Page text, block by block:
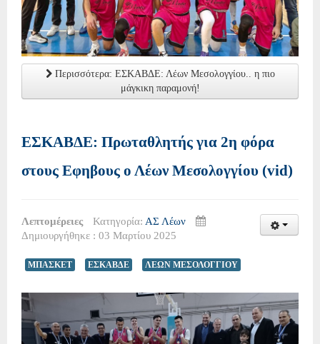
Περισσότερα: ΕΣΚΑΒΔΕ: Λέων Μεσολογγίου.. η πιο
μάγκικη παραμονή!
ΕΣΚΑΒΔΕ: Πρωταθλητής για 2η φόρα
στους Εφηβους ο Λέων Μεσολογγίου (vid)
Λεπτομέρειες Κατηγορία: ΑΣ Λέων
Δημιουργήθηκε : 03 Μαρτίου 2025
ΜΠΑΣΚΕΤ ΕΣΚΑΒΔΕ ΛΕΩΝ ΜΕΣΟΛΟΓΓΙΟΥ